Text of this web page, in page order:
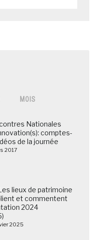
MOIS
Nationales
comptes-
de la journée
2017
lieux de patrimoine
et commentent
2024
2025